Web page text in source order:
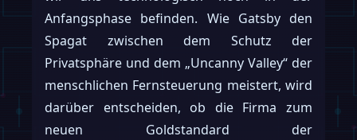
Anfangsphase befinden. Wie Gatsby den
Spagat zwischen dem Schutz der
Privatsphäre und dem „Uncanny Valley“ der
menschlichen Fernsteuerung meistert, wird
darüber entscheiden, ob die Firma zum
neuen Goldstandard der